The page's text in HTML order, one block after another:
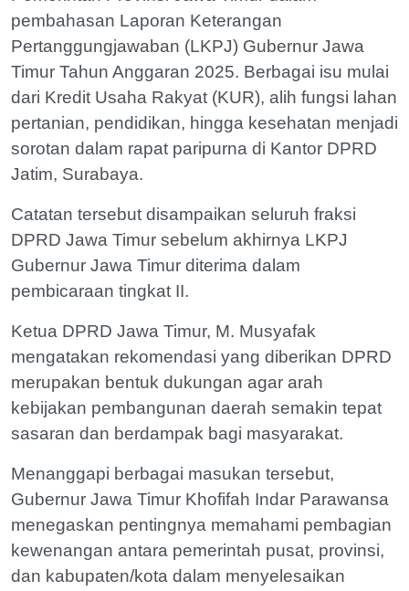
pembahasan Laporan Keterangan
Pertanggungjawaban (LKPJ) Gubernur Jawa
Timur Tahun Anggaran 2025. Berbagai isu mulai
dari Kredit Usaha Rakyat (KUR), alih fungsi lahan
pertanian, pendidikan, hingga kesehatan menjadi
sorotan dalam rapat paripurna di Kantor DPRD
Jatim, Surabaya.
Catatan tersebut disampaikan seluruh fraksi
DPRD Jawa Timur sebelum akhirnya LKPJ
Gubernur Jawa Timur diterima dalam
pembicaraan tingkat II.
Ketua DPRD Jawa Timur, M. Musyafak
mengatakan rekomendasi yang diberikan DPRD
merupakan bentuk dukungan agar arah
kebijakan pembangunan daerah semakin tepat
sasaran dan berdampak bagi masyarakat.
Menanggapi berbagai masukan tersebut,
Gubernur Jawa Timur Khofifah Indar Parawansa
menegaskan pentingnya memahami pembagian
kewenangan antara pemerintah pusat, provinsi,
dan kabupaten/kota dalam menyelesaikan